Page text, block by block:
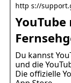
http s://
Du kannst
und die
Die offizielle